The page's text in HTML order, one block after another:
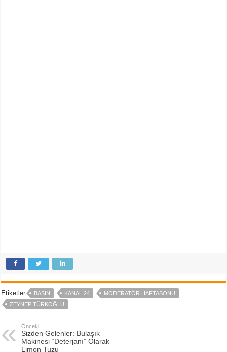
Etiketler BASIN KANAL 24
MODERATÖR HAFTASONU
ZEYNEP TÜRKOĞLU
Önceki
Sizden Gelenler: Bulaşık
Makinesi “Deterjanı” Olarak
Limon Tuzu